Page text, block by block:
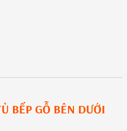
BẾP GỖ BÊN DƯỚI